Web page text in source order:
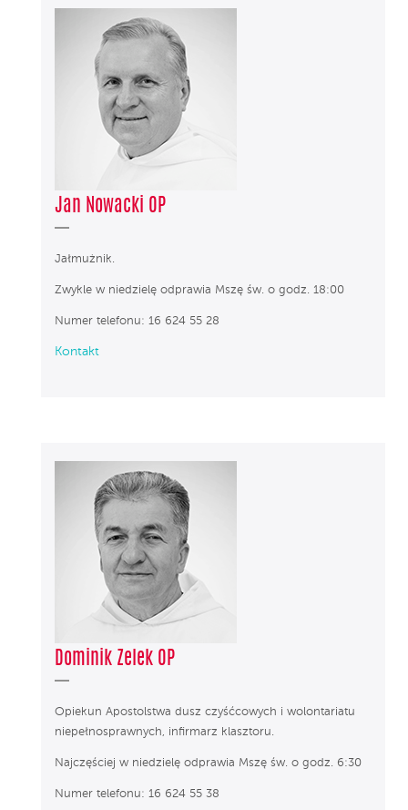
Jan Nowacki OP
Jałmużnik.
Zwykle w niedzielę odprawia Mszę św. o godz. 18:00
Numer telefonu: 16 624 55 28
Kontakt
Dominik Zelek OP
Opiekun Apostolstwa dusz czyśćcowych i wolontariatu
niepełnosprawnych, infirmarz klasztoru.
Najczęściej w niedzielę odprawia Mszę św. o godz. 6:30
Numer telefonu: 16 624 55 38